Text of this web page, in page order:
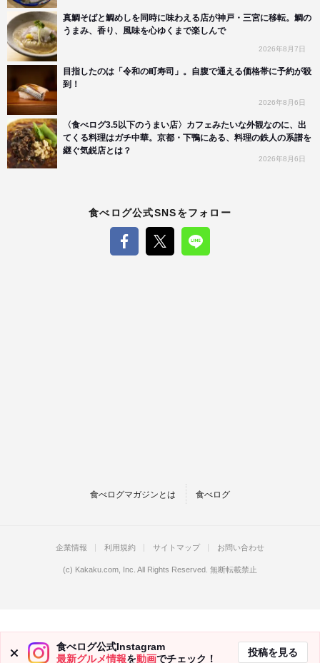
真鯛そばと鯛めしを同時に味わえる店が神戸・三宮に移転。鯛の
うまみ、香り、風味を心ゆくまで楽しんで
2026年8月7日
目指したのは「令和の町寿司」。自腹で通える価格帯に予約が殺
到！
2026年8月6日
〈食べログ3.5以下のうまい店〉カフェみたいな外観なのに、出
てくる料理はガチ中華。京都・下鴨にある、料理の鉄人の系譜を
継ぐ気鋭店とは？
2026年8月6日
食べログ公式SNSをフォロー
食べログマガジンとは 食べログ
食べログ公式Instagram
最新グルメ情報を動画でチェック！
投稿を見る
企業情報 利用規約 サイトマップ お問い合わせ
(c) Kakaku.com, Inc. All Rights Reserved. 無断転載禁止